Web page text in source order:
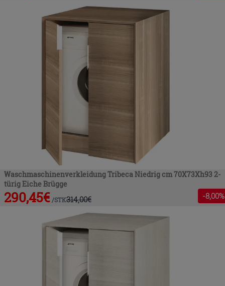
Waschmaschinenverkleidung Tribeca Niedrig cm 70X73Xh93 2-
türig Eiche Brügge
290,45€ /STK314,00€ -8,00%